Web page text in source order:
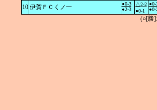
10 伊賀ＦＣくノ一
●0-3
●2-3
△2-2
●0-1
●0-
●0-
(○[勝